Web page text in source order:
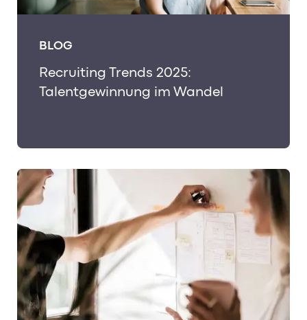
BLOG
Recruiting Trends 2025:
Talentgewinnung im Wandel